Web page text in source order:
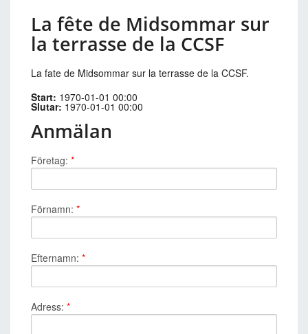
La fête de Midsommar sur
la terrasse de la CCSF
La fate de Midsommar sur la terrasse de la CCSF.
Start: 1970-01-01 00:00
Slutar: 1970-01-01 00:00
Anmälan
Företag: *
Förnamn: *
Efternamn: *
Adress: *